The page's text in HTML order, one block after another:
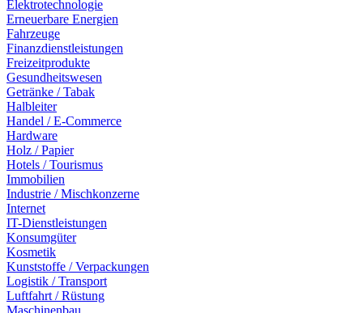
Elektrotechnologie
Erneuerbare Energien
Fahrzeuge
Finanzdienstleistungen
Freizeitprodukte
Gesundheitswesen
Getränke / Tabak
Halbleiter
Handel / E-Commerce
Hardware
Holz / Papier
Hotels / Tourismus
Immobilien
Industrie / Mischkonzerne
Internet
IT-Dienstleistungen
Konsumgüter
Kosmetik
Kunststoffe / Verpackungen
Logistik / Transport
Luftfahrt / Rüstung
Maschinenbau